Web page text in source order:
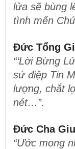
lửa sẽ bùng
tình mến
Đức Tổng
“‘Lời Bừng
sứ điệp Tin
lượng, chắt
nét…”.
Đức Cha
“Ước mong